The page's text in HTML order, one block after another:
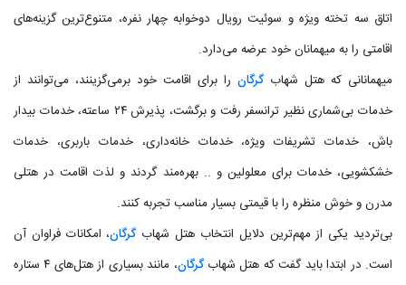
اتاق سه تخته ویژه و سوئیت رویال دوخوابه چهار نفره، متنوع‌ترین گزینه‌های
اقامتی را به میهمانان خود عرضه می‌دارد.
میهمانانی که هتل شهابگرگان را برای اقامت خود برمی‌گزینند، می‌توانند از
خدمات بی‌شماری نظیر ترانسفر رفت و برگشت، پذیرش ۲۴ ساعته، خدمات بیدار
باش، خدمات تشریفات ویژه، خدمات خانه‌داری، خدمات باربری، خدمات
خشکشویی، خدمات برای معلولین و .. بهره‌مند گردند و لذت اقامت در هتلی
مدرن و خوش منظره را با قیمتی بسیار مناسب تجربه کنند.
بی‌تردید یکی از مهم‌ترین دلایل انتخاب هتل شهابگرگان، امکانات فراوان آن
است. در ابتدا باید گفت که هتل شهابگرگان
، مانند بسیاری از هتل‌های ۴ ستاره